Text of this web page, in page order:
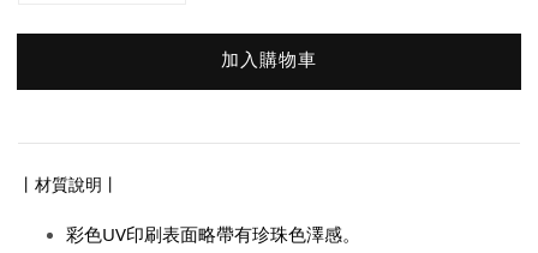
加入購物車
丨材質說明丨
彩色UV印刷表面略帶有珍珠色澤感。